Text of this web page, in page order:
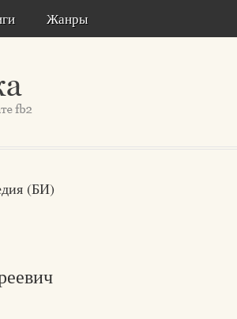
Жанры
(БИ)